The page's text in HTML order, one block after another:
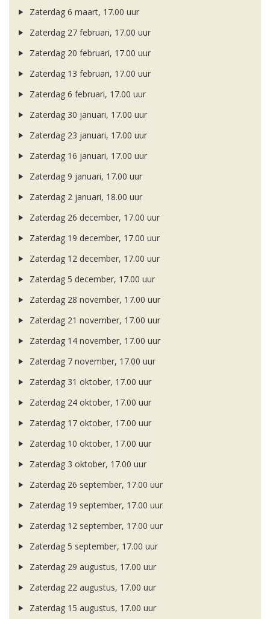
Zaterdag 6 maart, 17.00 uur
Zaterdag 27 februari, 17.00 uur
Zaterdag 20 februari, 17.00 uur
Zaterdag 13 februari, 17.00 uur
Zaterdag 6 februari, 17.00 uur
Zaterdag 30 januari, 17.00 uur
Zaterdag 23 januari, 17.00 uur
Zaterdag 16 januari, 17.00 uur
Zaterdag 9 januari, 17.00 uur
Zaterdag 2 januari, 18.00 uur
Zaterdag 26 december, 17.00 uur
Zaterdag 19 december, 17.00 uur
Zaterdag 12 december, 17.00 uur
Zaterdag 5 december, 17.00 uur
Zaterdag 28 november, 17.00 uur
Zaterdag 21 november, 17.00 uur
Zaterdag 14 november, 17.00 uur
Zaterdag 7 november, 17.00 uur
Zaterdag 31 oktober, 17.00 uur
Zaterdag 24 oktober, 17.00 uur
Zaterdag 17 oktober, 17.00 uur
Zaterdag 10 oktober, 17.00 uur
Zaterdag 3 oktober, 17.00 uur
Zaterdag 26 september, 17.00 uur
Zaterdag 19 september, 17.00 uur
Zaterdag 12 september, 17.00 uur
Zaterdag 5 september, 17.00 uur
Zaterdag 29 augustus, 17.00 uur
Zaterdag 22 augustus, 17.00 uur
Zaterdag 15 augustus, 17.00 uur